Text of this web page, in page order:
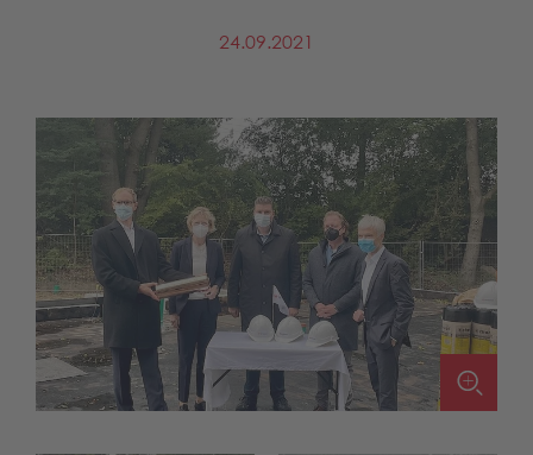
24.09.2021